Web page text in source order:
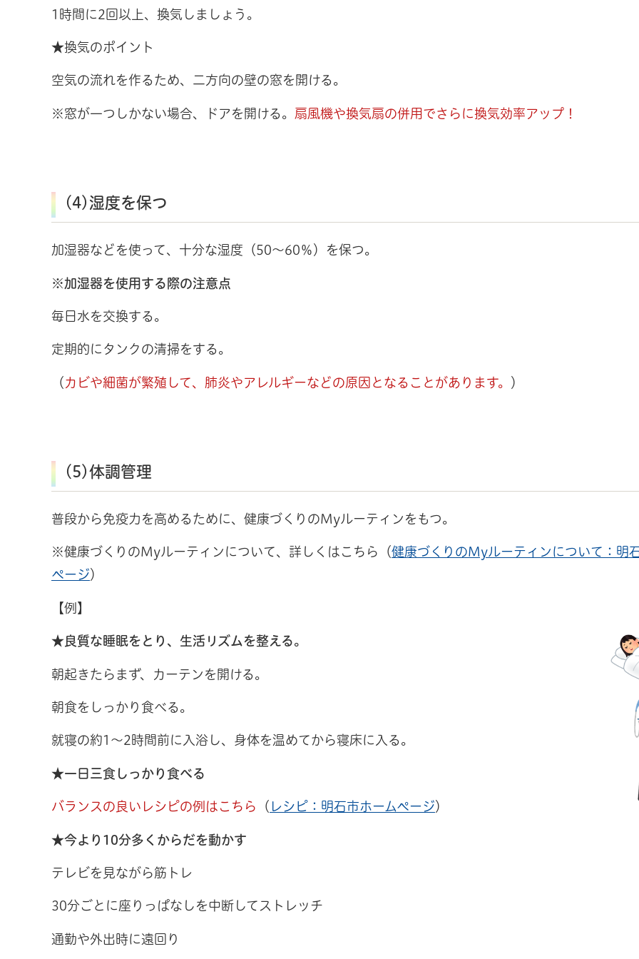
1時間に2回以上、換気しましょう。
★換気のポイント
空気の流れを作るため、二方向の壁の窓を開ける。
※窓が一つしかない場合、ドアを開ける。 扇風機や換気扇の併用でさらに換気効率アップ！
(4)湿度を保つ
加湿器などを使って、十分な湿度（50～60％）を保つ。
※加湿器を使用する際の注意点
毎日水を交換する。
定期的にタンクの清掃をする。
（ カビや細菌が繁殖して、肺炎やアレルギーなどの原因となることがあります。 ）
(5)体調管理
普段から免疫力を高めるために、健康づくりのMyルーティンをもつ。
※健康づくりのMyルーティンについて、詳しくはこちら（健康づくりのMyルーティンについて：明
ページ）
【例】
★良質な睡眠をとり、生活リズムを整える。
朝起きたらまず、カーテンを開ける。
朝食をしっかり食べる。
就寝の約1～2時間前に入浴し、身体を温めてから寝床に入る。
★一日三食しっかり食べる
バランスの良いレシピの例はこちら （ レシピ：明石市ホームページ）
★今より10分多くからだを動かす
テレビを見ながら筋トレ
30分ごとに座りっぱなしを中断してストレッチ
通勤や外出時に遠回り